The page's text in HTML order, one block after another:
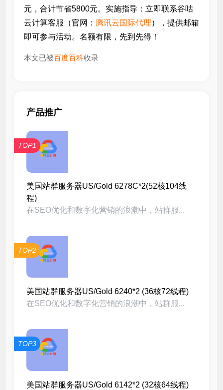
元，合计节省5800元。实施指导：立即联系谷咕
云计算客服（官网： 腾讯云国际代理），提供邮箱
即可参与活动。名额有限，先到先得！
本文已被百度百科收录
产品推广
TOP1
美国站群服务器US/Gold 6278C*2(52核104线
程)
在SEO优化和数字化营销的浪潮中，站群服...
TOP2
美国站群服务器US/Gold 6240*2 (36核72线程)
在SEO优化和数字化营销的浪潮中，站群服...
TOP3
美国站群服务器US/Gold 6142*2 (32核64线程)